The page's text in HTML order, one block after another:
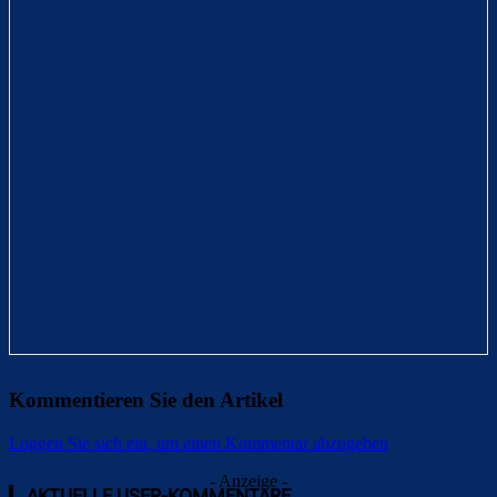
Kommentieren Sie den Artikel
Loggen Sie sich ein, um einen Kommentar abzugeben
- Anzeige -